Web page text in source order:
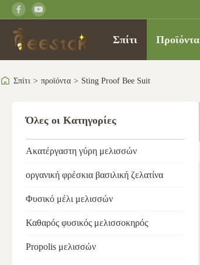
Σπίτι Προϊόντα
Σπίτι > προϊόντα > Sting Proof Bee Suit
Όλες οι Κατηγορίες
Ακατέργαστη γύρη μελισσών
οργανική φρέσκια βασιλική ζελατίνα
Φυσικό μέλι μελισσών
Καθαρός φυσικός μελισσοκηρός
Propolis μελισσών